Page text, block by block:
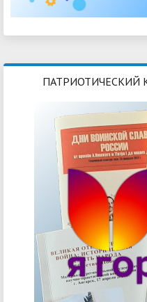
ПАТРИОТИЧЕСКИЙ